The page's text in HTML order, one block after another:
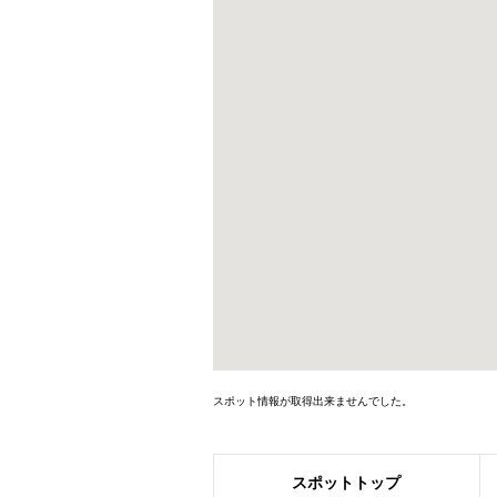
スポット情報が取得出来ませんでした。
スポット トップ